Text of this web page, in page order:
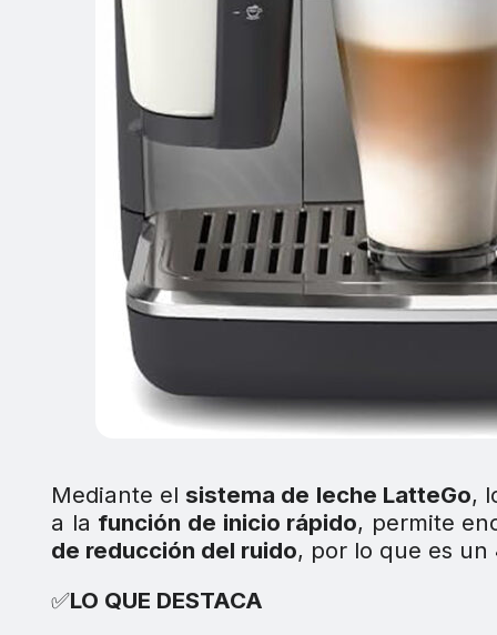
Mediante el sistema de leche LatteGo,
a la función de inicio rápido, permite
de reducción del ruido, por lo que es un
✅LO QUE DESTACA